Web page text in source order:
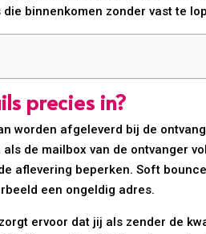
binnenkomen zonder vast te
precies in?
worden afgeleverd bij de
de mailbox van de ontvanger
aflevering beperken. Soft
een ongeldig adres.
ervoor dat jij als zender de